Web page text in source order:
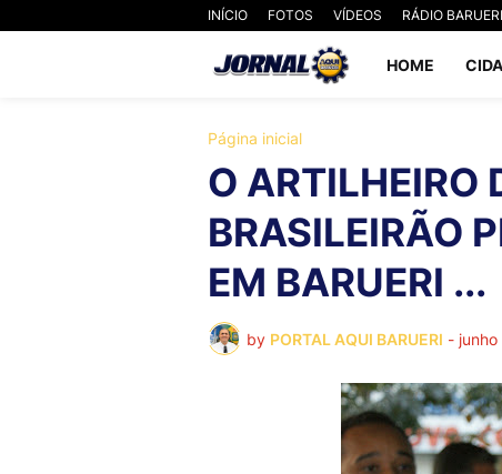
INÍCIO FOTOS VÍDEOS RÁDIO BARUERI
HOME
Página inicial
O ARTILHEIRO
BRASILEIRÃO
EM BARUERI ...
by PORTAL AQUI BARUERI -